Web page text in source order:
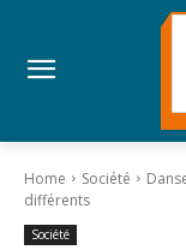
Home Société
différents
Société